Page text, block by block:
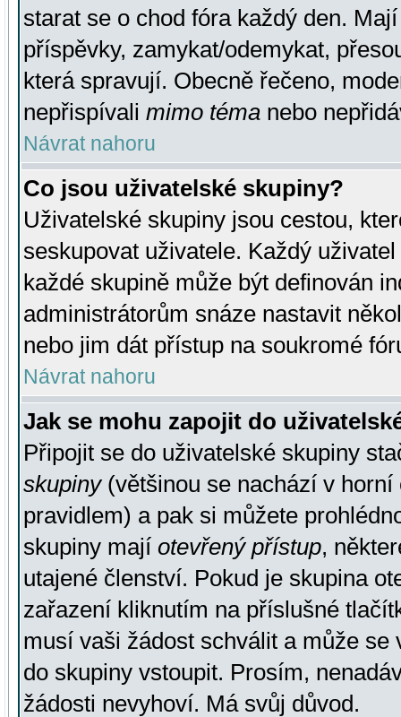
starat se o chod fóra každý den.
příspěvky, zamykat/odemykat,
která spravují. Obecně řečeno,
nepřispívali mimo téma nebo
Návrat nahoru
Co jsou uživatelské skupiny?
Uživatelské skupiny jsou cestou,
seskupovat uživatele. Každý
každé skupině může být definován
administrátorům snáze nastavit
nebo jim dát přístup na soukromé
Návrat nahoru
Jak se mohu zapojit do
Připojit se do uživatelské skupiny
skupiny(většinou se nachází v horní
pravidlem) a pak si můžete
skupiny mají otevřený přístup,
utajené členství. Pokud je skupina
zařazení kliknutím na příslušné
musí vaši žádost schválit a může se
do skupiny vstoupit. Prosím,
žádosti nevyhoví. Má svůj důvod.